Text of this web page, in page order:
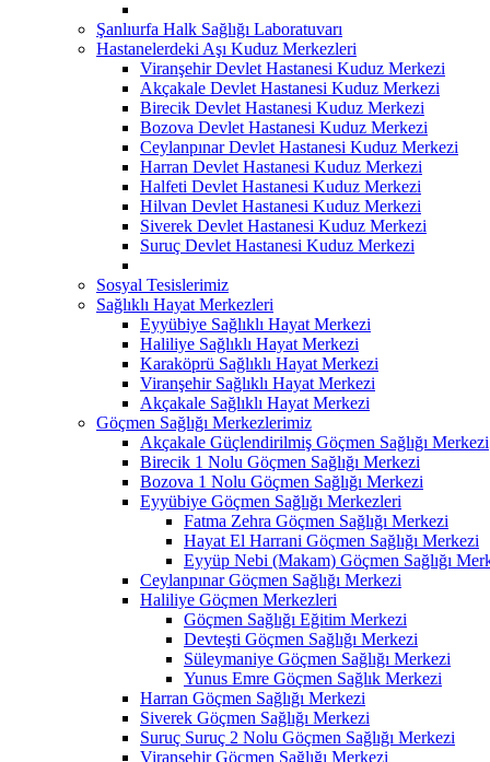
Şanlıurfa Halk Sağlığı Laboratuvarı
Hastanelerdeki Aşı Kuduz Merkezleri
Viranşehir Devlet Hastanesi Kuduz Merkezi
Akçakale Devlet Hastanesi Kuduz Merkezi
Birecik Devlet Hastanesi Kuduz Merkezi
Bozova Devlet Hastanesi Kuduz Merkezi
Ceylanpınar Devlet Hastanesi Kuduz Merkezi
Harran Devlet Hastanesi Kuduz Merkezi
Halfeti Devlet Hastanesi Kuduz Merkezi
Hilvan Devlet Hastanesi Kuduz Merkezi
Siverek Devlet Hastanesi Kuduz Merkezi
Suruç Devlet Hastanesi Kuduz Merkezi
Sosyal Tesislerimiz
Sağlıklı Hayat Merkezleri
Eyyübiye Sağlıklı Hayat Merkezi
Haliliye Sağlıklı Hayat Merkezi
Karaköprü Sağlıklı Hayat Merkezi
Viranşehir Sağlıklı Hayat Merkezi
Akçakale Sağlıklı Hayat Merkezi
Göçmen Sağlığı Merkezlerimiz
Akçakale Güçlendirilmiş Göçmen Sağlığı Merkezi
Birecik 1 Nolu Göçmen Sağlığı Merkezi
Bozova 1 Nolu Göçmen Sağlığı Merkezi
Eyyübiye Göçmen Sağlığı Merkezleri
Fatma Zehra Göçmen Sağlığı Merkezi
Hayat El Harrani Göçmen Sağlığı Merkezi
Eyyüp Nebi (Makam) Göçmen Sağlığı
Ceylanpınar Göçmen Sağlığı Merkezi
Haliliye Göçmen Merkezleri
Göçmen Sağlığı Eğitim Merkezi
Devteşti Göçmen Sağlığı Merkezi
Süleymaniye Göçmen Sağlığı Merkezi
Yunus Emre Göçmen Sağlık Merkezi
Harran Göçmen Sağlığı Merkezi
Siverek Göçmen Sağlığı Merkezi
Suruç Suruç 2 Nolu Göçmen Sağlığı Merkezi
Viranşehir Göçmen Sağlığı Merkezi